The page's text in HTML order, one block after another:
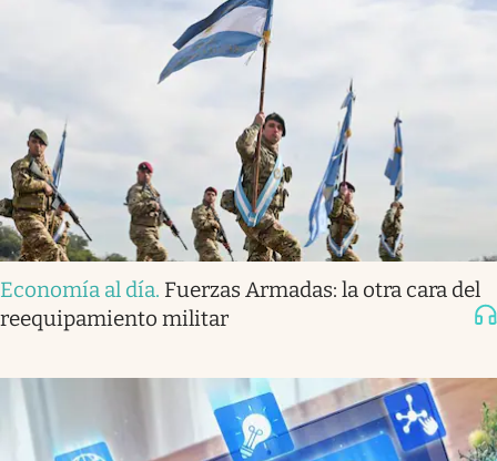
Economía al día. Fuerzas Armadas: la otra cara del
reequipamiento militar